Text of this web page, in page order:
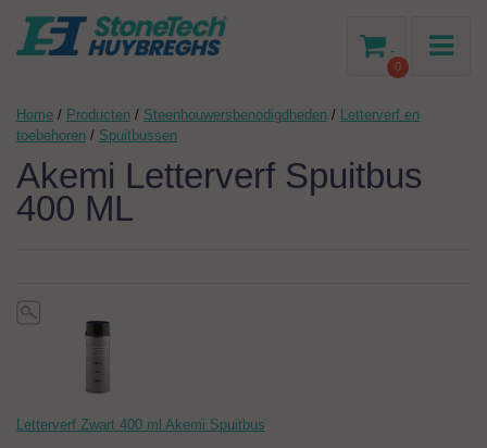
0
-
Home / Producten / Steenhouwersbenodigdheden / Letterverf en
toebehoren / Spuitbussen
Akemi Letterverf Spuitbus
400 ML
Letterverf Zwart 400 ml Akemi Spuitbus